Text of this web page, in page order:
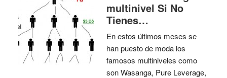
multinivel Si No
Tienes…
En estos últimos meses se
han puesto de moda los
famosos multiniveles como
son Wasanga, Pure Leverage,